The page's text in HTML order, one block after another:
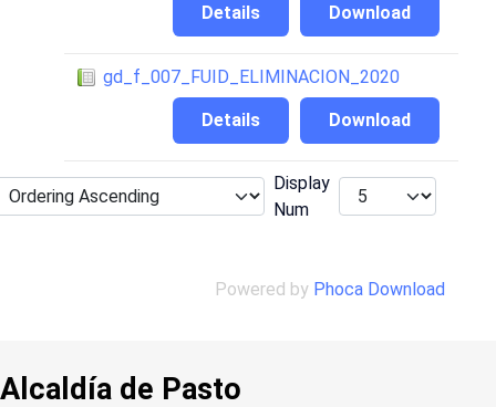
Download
Details
gd_f_007_FUID_ELIMINACION_2020
Download
Details
Display
Num
Powered by Phoca Download
Alcaldía de Pasto